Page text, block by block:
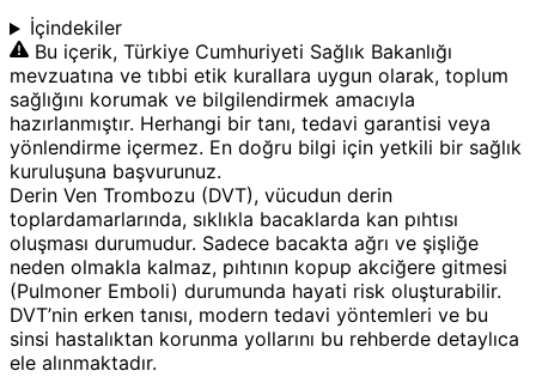
İçindekiler
Bu içerik, Türkiye Cumhuriyeti Sağlık Bakanlığı
mevzuatına ve tıbbi etik kurallara uygun olarak, toplum
sağlığını korumak ve bilgilendirmek amacıyla
hazırlanmıştır. Herhangi bir tanı, tedavi garantisi veya
yönlendirme içermez. En doğru bilgi için yetkili bir sağlık
kuruluşuna başvurunuz.
Derin Ven Trombozu (DVT), vücudun derin
toplardamarlarında, sıklıkla bacaklarda kan pıhtısı
oluşması durumudur. Sadece bacakta ağrı ve şişliğe
neden olmakla kalmaz, pıhtının kopup akciğere gitmesi
(Pulmoner Emboli) durumunda hayati risk oluşturabilir.
DVT’nin erken tanısı, modern tedavi yöntemleri ve bu
sinsi hastalıktan korunma yollarını bu rehberde detaylıca
ele alınmaktadır.